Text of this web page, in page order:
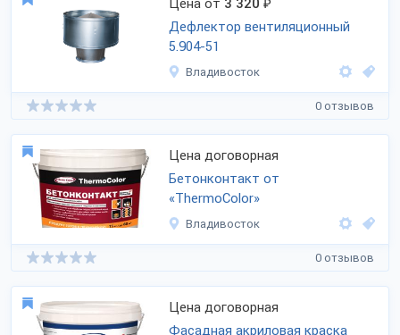
Цена от 3 320 ₽
Дефлектор вентиляционный
5.904-51
Владивосток
0 отзывов
Цена договорная
Бетонконтакт от
«ThermoColor»
Владивосток
0 отзывов
Цена договорная
Фасадная акриловая краска